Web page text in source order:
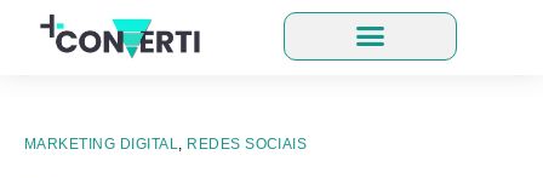
MARKETING DIGITAL, REDES SOCIAIS